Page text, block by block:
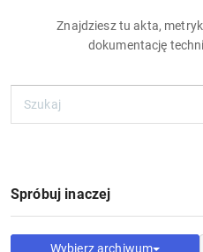
Znajdziesz tu akta,
dokumentację
Spróbuj inaczej
Wybierz archiwum